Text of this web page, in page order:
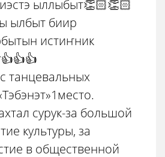
ыллыбыт👏🏻👏🏻
ылбыт биир
истиҥник
танцевальных
сурук-за большой
культуры, за
в общественной